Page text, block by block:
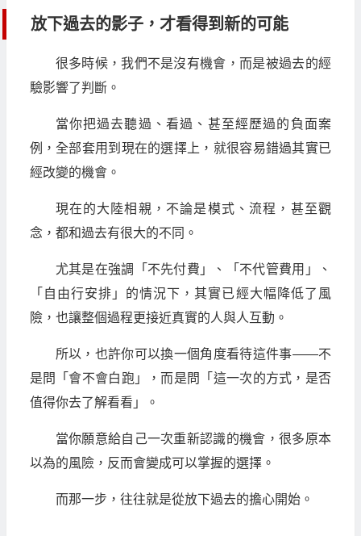
放下過去的影子，才看得到新的可能
很多時候，我們不是沒有機會，而是被過去的經
驗影響了判斷。
當你把過去聽過、看過、甚至經歷過的負面案
例，全部套用到現在的選擇上，就很容易錯過其實已
經改變的機會。
現在的大陸相親，不論是模式、流程，甚至觀
念，都和過去有很大的不同。
尤其是在強調「不先付費」、「不代管費用」、
「自由行安排」的情況下，其實已經大幅降低了風
險，也讓整個過程更接近真實的人與人互動。
所以，也許你可以換一個角度看待這件事——不
是問「會不會白跑」，而是問「這一次的方式，是否
值得你去了解看看」。
當你願意給自己一次重新認識的機會，很多原本
以為的風險，反而會變成可以掌握的選擇。
而那一步，往往就是從放下過去的擔心開始。